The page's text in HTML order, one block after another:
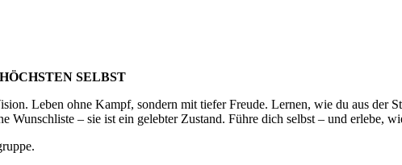
SELBST
Leben ohne Kampf, sondern mit tiefer Freude. Lernen, wie du aus der
– sie ist ein gelebter Zustand. Führe dich selbst – und erlebe,